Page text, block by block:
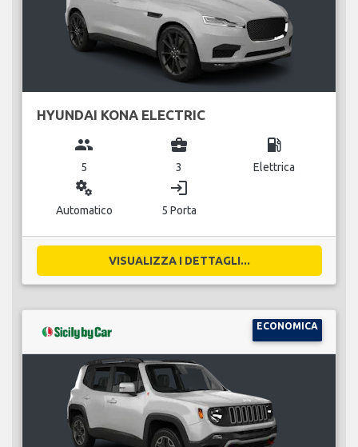
HYUNDAI KONA ELECTRIC
group
5
business_center
3
local_gas_station
Elettrica
miscellaneous_services
Automatico
login
5 Porta
VISUALIZZA I DETTAGLI...
ECONOMICA